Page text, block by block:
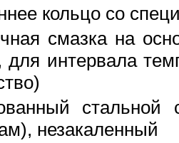
кольцо со
смазка на
для интервала
стальной
незакаленный